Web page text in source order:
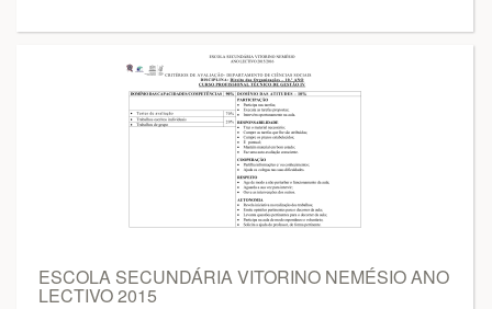
ESCOLA SECUNDÁRIA VITORINO NEMÉSIO ANO
LECTIVO 2015